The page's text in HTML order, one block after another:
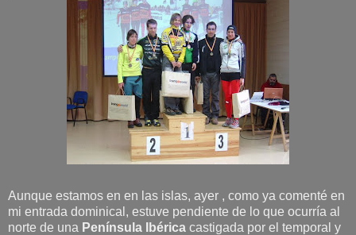
Aunque estamos en en las islas, ayer , como ya comenté en
mi entrada dominical, estuve pendiente de lo que ocurría al
norte de una Península Ibérica castigada por el temporal y